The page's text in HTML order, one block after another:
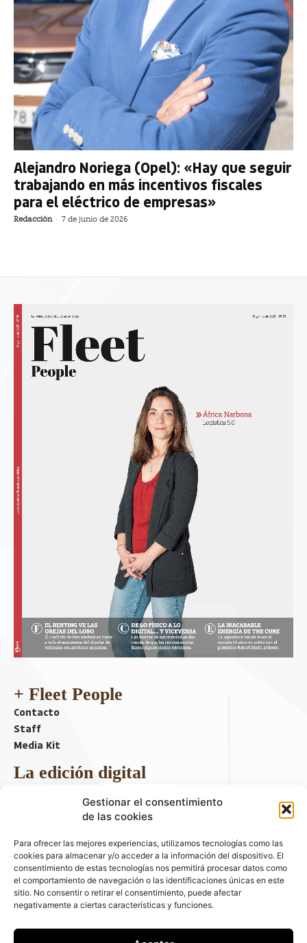
Gestionar el consentimiento
de las cookies
Para ofrecer las mejores experiencias, utilizamos tecnologías como las
cookies para almacenar y/o acceder a la información del dispositivo. El
consentimiento de estas tecnologías nos permitirá procesar datos como
el comportamiento de navegación o las identificaciones únicas en este
sitio. No consentir o retirar el consentimiento, puede afectar
negativamente a ciertas características y funciones.
Alejandro Noriega (Opel): «Hay que seguir
trabajando en más incentivos fiscales
para el eléctrico de empresas»
Redacción - 7 de junio de 2026
+ Fleet People
Contacto
Staff
Media Kit
La edición digital
Descargar último ejemplar
ir a hemeroteca
+ Contenido en redes sociales